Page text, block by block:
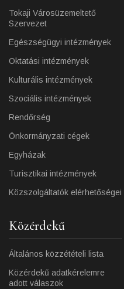
Tokaji Városüzemeltető
Szervezet
Egészségügyi intézmények
Oktatási intézmények
Kulturális intézmények
Szociális intézmények
Rendőrség
Önkormányzati cégek
Egyházak
Turisztikai intézmények
Közszolgáltatók elérhetőségei
Közérdekű
Általános közzétételi lista
Közérdekű adatkérelemre
adott válaszok